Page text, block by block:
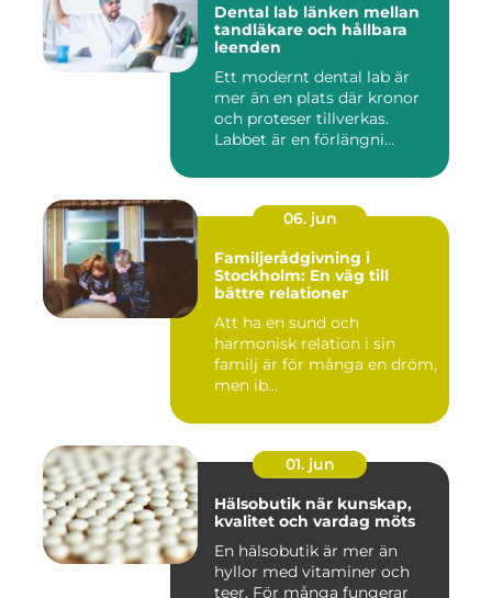
Dental lab länken mellan
tandläkare och hållbara
leenden
Ett modernt dental lab är
mer än en plats där kronor
och proteser tillverkas.
Labbet är en förlängni...
06. jun
Familjerådgivning i
Stockholm: En väg till
bättre relationer
Att ha en sund och
harmonisk relation i sin
familj är för många en dröm,
men ib...
01. jun
Hälsobutik när kunskap,
kvalitet och vardag möts
En hälsobutik är mer än
hyllor med vitaminer och
teer. För många fungerar